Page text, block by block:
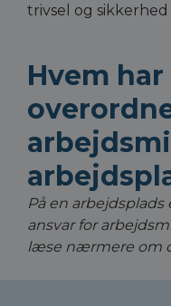
trivsel og
Hvem
På en arbejdsplads
ansvar for
læse nærmere om